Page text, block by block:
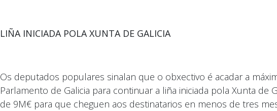
LIÑA INICIADA POLA XUNTA DE GALICIA
Os deputados populares sinalan que o obxectivo é acadar a
Parlamento de Galicia para continuar a liña iniciada pola Xunta
de 9M€ para que cheguen aos destinatarios en menos de tres